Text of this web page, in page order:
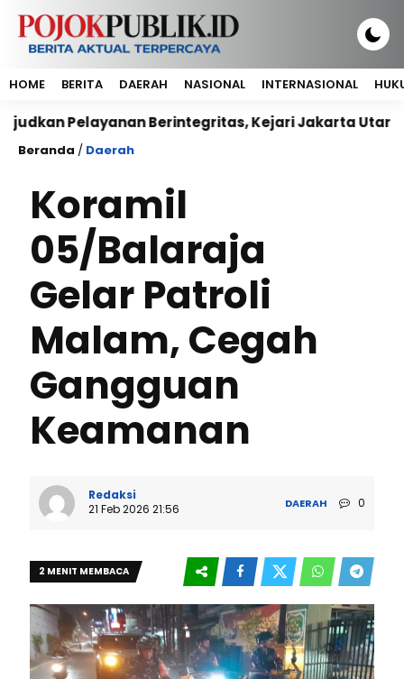
HOME BERITA DAERAH NASIONAL INTERNASIONAL
Pelayanan Berintegritas, Kejari Jakarta Utara
Beranda / Daerah
Koramil
05/Balaraja
Gelar Patroli
Malam, Cegah
Gangguan
Keamanan
Redaksi
21 Feb 2026 21:56
DAERAH 0
2 MENIT MEMBACA